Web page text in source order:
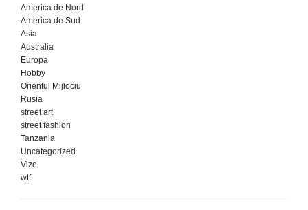
America de Nord
America de Sud
Asia
Australia
Europa
Hobby
Orientul Mijlociu
Rusia
street art
street fashion
Tanzania
Uncategorized
Vize
wtf